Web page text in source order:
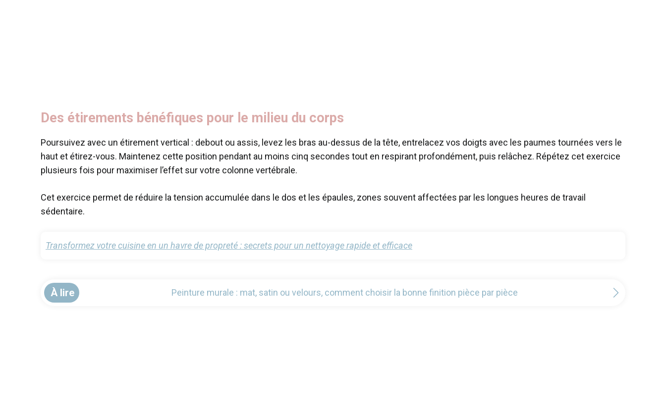
Des étirements bénéfiques pour le milieu du corps
Poursuivez avec un étirement vertical : debout ou assis, levez les bras au-dessus de la tête, entrelacez vos doigts avec les paumes tournées vers le
haut et étirez-vous. Maintenez cette position pendant au moins cinq secondes tout en respirant profondément, puis relâchez. Répétez cet exercice
plusieurs fois pour maximiser l’effet sur votre colonne vertébrale.
Cet exercice permet de réduire la tension accumulée dans le dos et les épaules, zones souvent affectées par les longues heures de travail
sédentaire.
Transformez votre cuisine en un havre de propreté : secrets pour un nettoyage rapide et efficace
À lire Peinture murale : mat, satin ou velours, comment choisir la bonne finition pièce par pièce